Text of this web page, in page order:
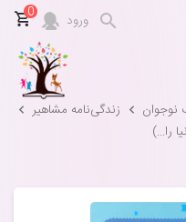
ورود 0
نوجوان
زندگی‌نامه‌ مشاهیر
را...)